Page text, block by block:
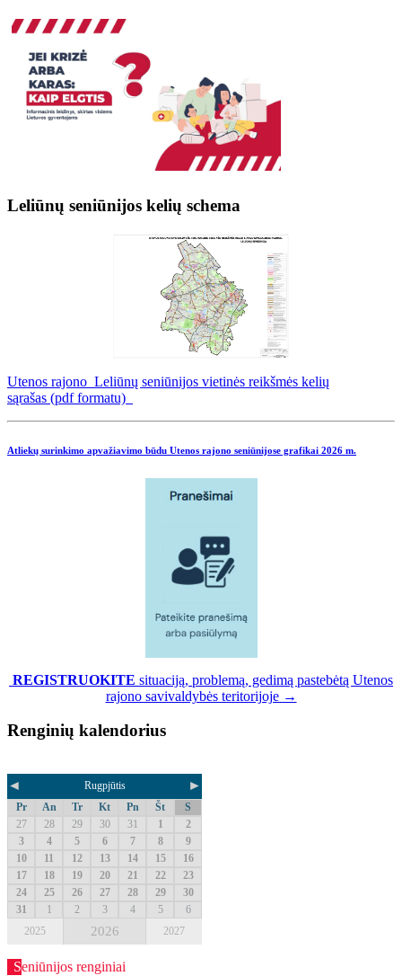
Leliūnų seniūnijos kelių schema
Utenos rajono Leliūnų seniūnijos vietinės reikšmės kelių
sąrašas (pdf formatu)
Atliekų surinkimo apvažiavimo būdu Utenos rajono seniūnijose grafikai 2026 m.
REGISTRUOKITE situaciją, problemą, gedimą pastebėtą Utenos
rajono savivaldybės teritorijoje →
Renginių kalendorius
◄ Rugpjūtis ►
Pr An Tr Kt Pn Št
S
27
28 29 30 31 1
2
3
4 5 6 7 8
9
10
11 12 13 14 15
16
17
18 19 20 21 22
23
24
25 26 27 28 29
30
31
1 2 3 4 5
6
2025
2026 2027
Seniūnijos renginiai